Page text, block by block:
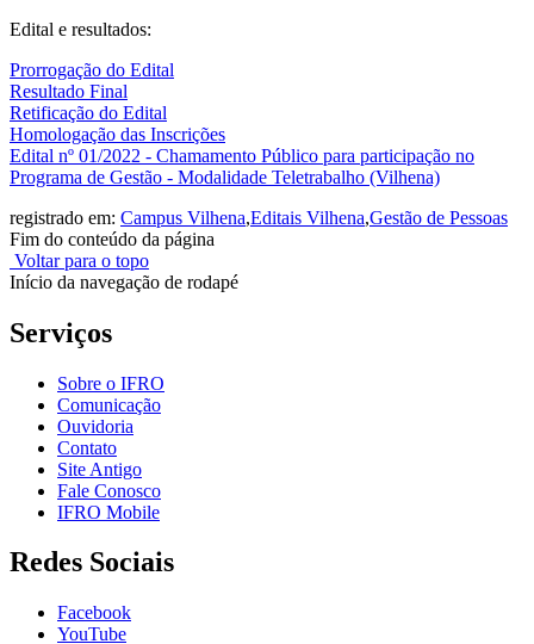
Edital e resultados:
Prorrogação do Edital
Resultado Final
Retificação do Edital
Homologação das Inscrições
Edital nº 01/2022 - Chamamento Público para participação no
Programa de Gestão - Modalidade Teletrabalho (Vilhena)
registrado em: Campus Vilhena,Editais Vilhena,Gestão de Pessoas
Fim do conteúdo da página
Voltar para o topo
Início da navegação de rodapé
Serviços
Sobre o IFRO
Comunicação
Ouvidoria
Contato
Site Antigo
Fale Conosco
IFRO Mobile
Redes Sociais
Facebook
YouTube